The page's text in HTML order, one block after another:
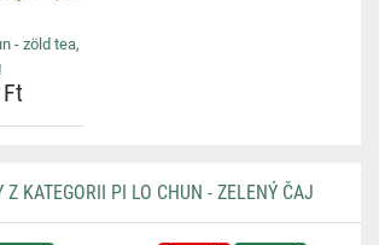
- zöld tea,
Z KATEGORII PI LO CHUN - ZELENÝ ČAJ